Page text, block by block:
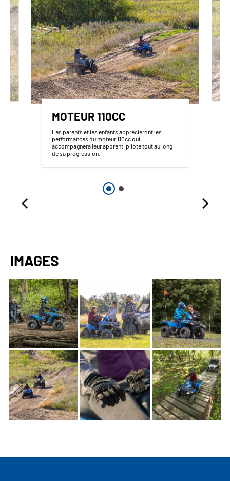
MOTEUR 110CC
Les parents et les enfants apprécieront les
performances du moteur 110cc qui
accompagnera leur apprenti pilote tout au long
de sa progression.
IMAGES